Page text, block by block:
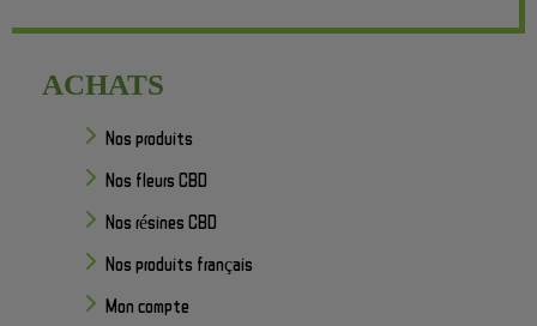
ACHATS
Nos produits
Nos fleurs CBD
Nos résines CBD
Nos produits français
Mon compte